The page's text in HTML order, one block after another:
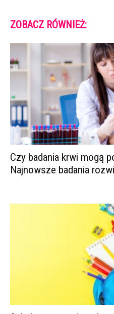
ZOBACZ RÓWNIEŻ:
Czy badania krwi mogą
Najnowsze badania